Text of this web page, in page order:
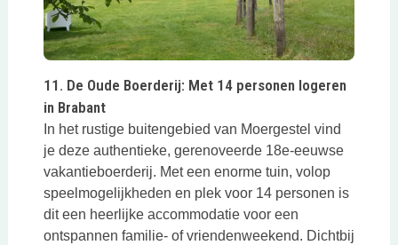
11. De Oude Boerderij: Met 14 personen logeren
in Brabant
In het rustige buitengebied van Moergestel vind
je deze authentieke, gerenoveerde 18e-eeuwse
vakantieboerderij. Met een enorme tuin, volop
speelmogelijkheden en plek voor 14 personen is
dit een heerlijke accommodatie voor een
ontspannen familie- of vriendenweekend. Dichtbij